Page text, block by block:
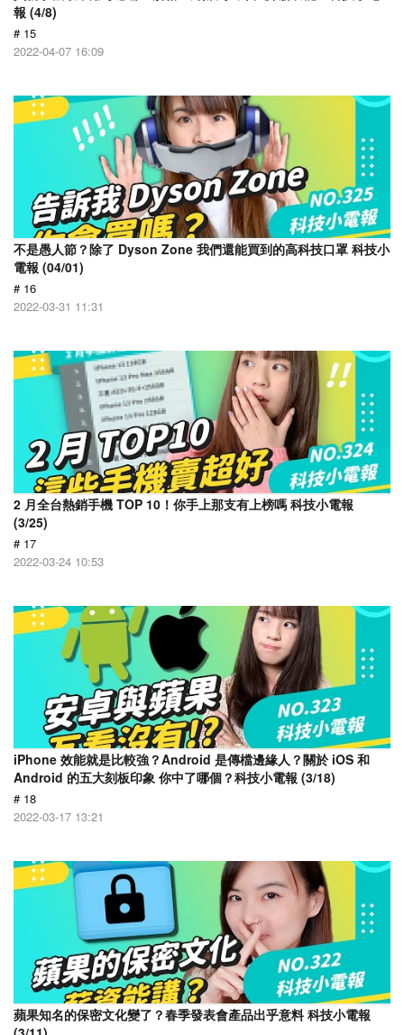
報 (4/8)
# 15
2022-04-07 16:09
不是愚人節？除了 Dyson Zone 我們還能買到的高科技口罩 科技小
電報 (04/01)
# 16
2022-03-31 11:31
2 月全台熱銷手機 TOP 10！你手上那支有上榜嗎 科技小電報
(3/25)
# 17
2022-03-24 10:53
iPhone 效能就是比較強？Android 是傳檔邊緣人？關於 iOS 和
Android 的五大刻板印象 你中了哪個？科技小電報 (3/18)
# 18
2022-03-17 13:21
蘋果知名的保密文化變了？春季發表會產品出乎意料 科技小電報